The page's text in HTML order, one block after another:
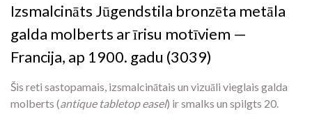
Izsmalcināts Jūgendstila bronzēta metāla
galda molberts ar īrisu motīviem —
Francija, ap 1900. gadu (3039)
Šis reti sastopamais, izsmalcinātais un vizuāli vieglais galda
molberts (antique tabletop easel) ir smalks un spilgts 20.